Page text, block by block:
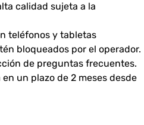
calidad sujeta a la
teléfonos y tabletas
bloqueados por el operador.
de preguntas frecuentes.
un plazo de 2 meses desde